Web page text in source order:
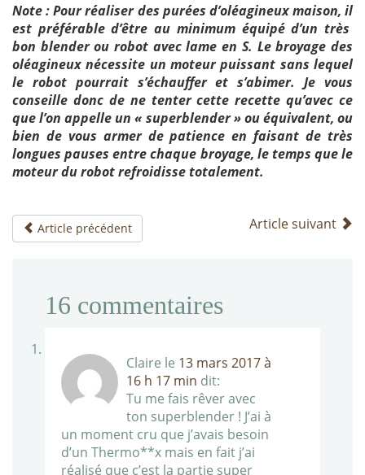
Note : Pour réaliser des purées d’oléagineux maison, il
est préférable d’être au minimum équipé d’un très
bon blender ou robot avec lame en S. Le broyage des
oléagineux nécessite un moteur puissant sans lequel
le robot pourrait s’échauffer et s’abimer. Je vous
conseille donc de ne tenter cette recette qu’avec ce
que l’on appelle un « superblender » ou équivalent, ou
bien de vous armer de patience en faisant de très
longues pauses entre chaque broyage, le temps que le
moteur du robot refroidisse totalement.
Article précédent Article suivant
16 commentaires
Claire le 13 mars 2017 à
16 h 17 min dit:
Tu me fais rêver avec
ton superblender ! J’ai à
un moment cru que j’avais besoin
d’un Thermo**x mais en fait j’ai
réalisé que c’est la partie super